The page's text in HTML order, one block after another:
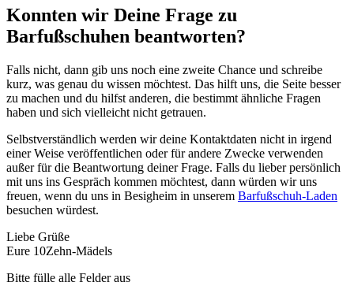
Konnten wir Deine Frage zu
Barfußschuhen beantworten?
Falls nicht, dann gib uns noch eine zweite Chance und schreibe
kurz, was genau du wissen möchtest. Das hilft uns, die Seite besser
zu machen und du hilfst anderen, die bestimmt ähnliche Fragen
haben und sich vielleicht nicht getrauen.
Selbstverständlich werden wir deine Kontaktdaten nicht in irgend
einer Weise veröffentlichen oder für andere Zwecke verwenden
außer für die Beantwortung deiner Frage. Falls du lieber persönlich
mit uns ins Gespräch kommen möchtest, dann würden wir uns
freuen, wenn du uns in Besigheim in unserem Barfußschuh-Laden
besuchen würdest.
Liebe Grüße
Eure 10Zehn-Mädels
Bitte fülle alle Felder aus